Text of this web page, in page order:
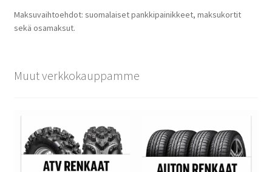
Maksuvaihtoehdot: suomalaiset pankkipainikkeet, maksukortit
sekä osamaksut.
Muut verkkokauppamme